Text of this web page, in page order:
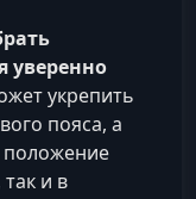
уверенно
укрепить
пояса, а
положение
и в